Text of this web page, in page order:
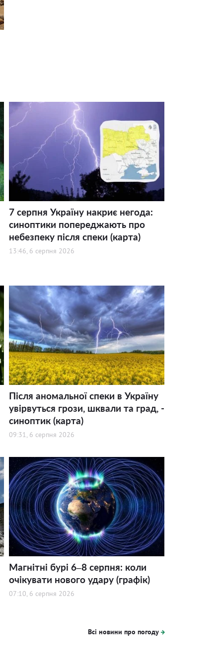
7 серпня Україну накриє негода:
синоптики попереджають про
небезпеку після спеки (карта)
13:46, 6 серпня 2026
Після аномальної спеки в Україну
увірвуться грози, шквали та град, -
синоптик (карта)
09:31, 6 серпня 2026
Магнітні бурі 6–8 серпня: коли
очікувати нового удару (графік)
07:10, 6 серпня 2026
Всі новини про погоду